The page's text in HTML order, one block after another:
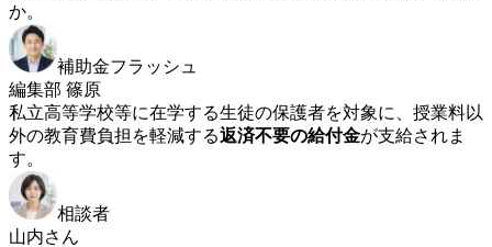
か。
補助金フラッシュ
編集部 篠原
私立高等学校等に在学する生徒の保護者を対象に、授業料以
外の教育費負担を軽減する返済不要の給付金が支給されま
す。
相談者
山内さん